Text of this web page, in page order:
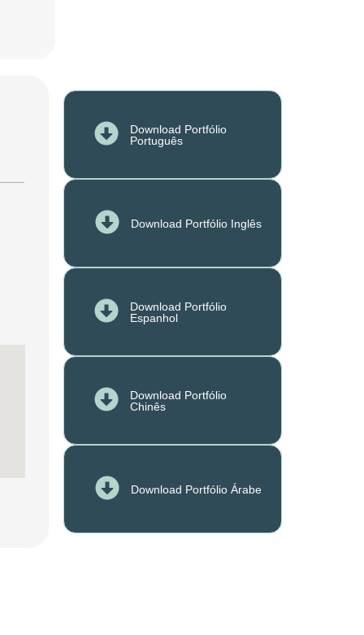
Download Portfólio
Português
Download Portfólio Inglês
Download Portfólio
Espanhol
Download Portfólio
Chinês
Download Portfólio Árabe